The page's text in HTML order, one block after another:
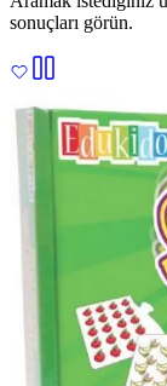
sonuçları görün.